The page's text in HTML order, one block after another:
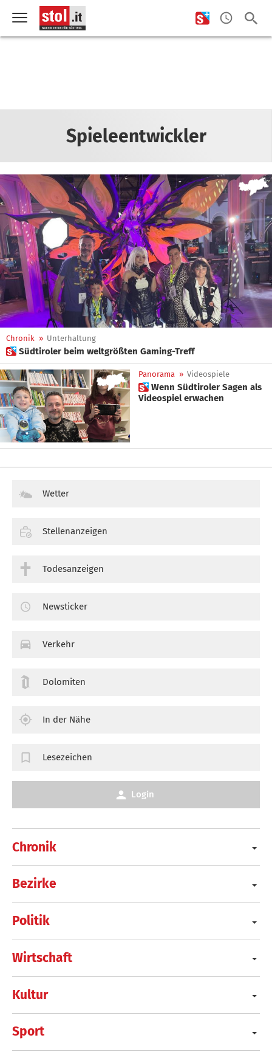
Spieleentwickler
Chronik » Unterhaltung
 Südtiroler beim weltgrößten Gaming-Treff
Panorama » Videospiele
 Wenn Südtiroler Sagen als
Videospiel erwachen
Chronik
Bezirke
Politik
Wirtschaft
Kultur
Sport
Wetter
Stellenanzeigen
Todesanzeigen
Newsticker
Verkehr
Dolomiten
In der Nähe
Lesezeichen
Login